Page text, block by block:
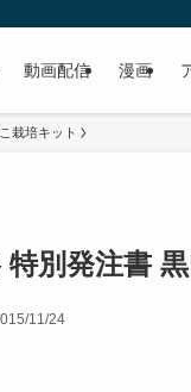
動画配信 漫画
栽培キット
別発注書
11/24